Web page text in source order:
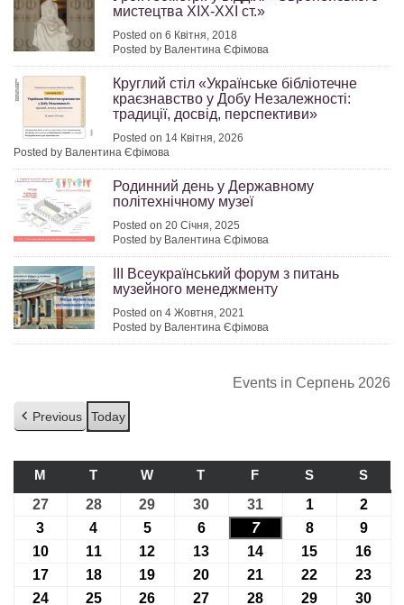
мистецтва ХІХ-ХХІ ст.»
Posted on 6 Квітня, 2018
Posted by Валентина Єфімова
Круглий стіл «Українське бібліотечне
краєзнавство у Добу Незалежності:
традиції, досвід, перспективи»
Posted on 14 Квітня, 2026
Posted by Валентина Єфімова
Родинний день у Державному
політехнічному музеї
Posted on 20 Січня, 2025
Posted by Валентина Єфімова
ІІІ Всеукраїнський форум з питань
музейного менеджменту
Posted on 4 Жовтня, 2021
Posted by Валентина Єфімова
Events in Серпень 2026
Previous Today
M ПОНЕДІЛОК
T ВІВТОРОК
W СЕРЕДА
T ЧЕТВЕР
F П’ЯТНИЦЯ
S СУБОТА
S
27 27.07.2026
28 28.07.2026
29 29.07.2026
30 30.07.2026
31 31.07.2026
1 01.08.2026
2
3 03.08.2026
4 04.08.2026
5 05.08.2026
6 06.08.2026
707.08.2026
8 08.08.2026
9
10 10.08.2026
11 11.08.2026
12 12.08.2026
13 13.08.2026
14 14.08.2026
15 15.08.2026
16
17 17.08.2026
18 18.08.2026
19 19.08.2026
20 20.08.2026
21 21.08.2026
22 22.08.2026
23
24 24.08.2026
25 25.08.2026
26 26.08.2026
27 27.08.2026
28 28.08.2026
29 29.08.2026
30